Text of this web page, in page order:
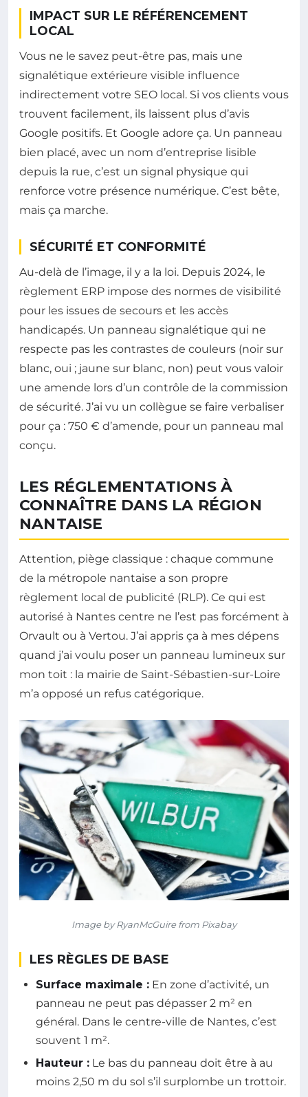
IMPACT SUR LE RÉFÉRENCEMENT
LOCAL
Vous ne le savez peut-être pas, mais une
signalétique extérieure visible influence
indirectement votre SEO local. Si vos clients vous
trouvent facilement, ils laissent plus d’avis
Google positifs. Et Google adore ça. Un panneau
bien placé, avec un nom d’entreprise lisible
depuis la rue, c’est un signal physique qui
renforce votre présence numérique. C’est bête,
mais ça marche.
SÉCURITÉ ET CONFORMITÉ
Au-delà de l’image, il y a la loi. Depuis 2024, le
règlement ERP impose des normes de visibilité
pour les issues de secours et les accès
handicapés. Un panneau signalétique qui ne
respecte pas les contrastes de couleurs (noir sur
blanc, oui ; jaune sur blanc, non) peut vous valoir
une amende lors d’un contrôle de la commission
de sécurité. J’ai vu un collègue se faire verbaliser
pour ça : 750 € d’amende, pour un panneau mal
conçu.
LES RÉGLEMENTATIONS À
CONNAÎTRE DANS LA RÉGION
NANTAISE
Attention, piège classique : chaque commune
de la métropole nantaise a son propre
règlement local de publicité (RLP). Ce qui est
autorisé à Nantes centre ne l’est pas forcément à
Orvault ou à Vertou. J’ai appris ça à mes dépens
quand j’ai voulu poser un panneau lumineux sur
mon toit : la mairie de Saint-Sébastien-sur-Loire
m’a opposé un refus catégorique.
Image by RyanMcGuire from Pixabay
LES RÈGLES DE BASE
Surface maximale : En zone d’activité, un
panneau ne peut pas dépasser 2 m² en
général. Dans le centre-ville de Nantes, c’est
souvent 1 m².
Hauteur : Le bas du panneau doit être à au
moins 2,50 m du sol s’il surplombe un trottoir.